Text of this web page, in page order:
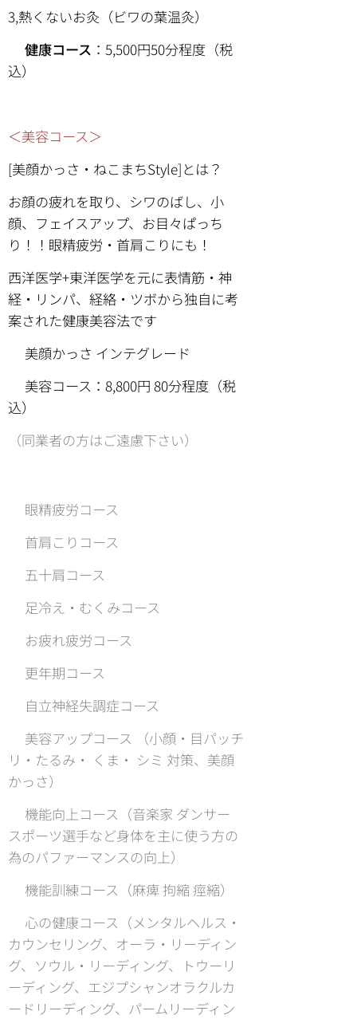
3,熱くないお灸（ビワの葉温灸）
健康コース ：5,500円50分程度（税
込）
＜美容コース＞
[美顔かっさ・ねこまちStyle]とは？
お顔の疲れを取り、シワのばし、小
顔、フェイスアップ、お目々ぱっち
り！！眼精疲労・首肩こりにも！
西洋医学+東洋医学を元に表情筋・神
経・リンパ、経絡・ツボから独自に考
案された健康美容法です
⚫︎美顔かっさ インテグレード
美容コース：8,800円 80分程度（税
込）
（同業者の方はご遠慮下さい）
⚫︎眼精疲労コース
⚫︎首肩こりコース
⚫︎五十肩コース
⚫︎足冷え・むくみコース
⚫︎お疲れ疲労コース
⚫︎更年期コース
⚫︎自立神経失調症コース
⚫︎美容アップコース （小顔・目パッチ
リ・たるみ・ くま・ シミ 対策、美顔
かっさ）
⚫︎機能向上コース（音楽家 ダンサー
スポーツ選手など身体を主に使う方の
為のパファーマンスの向上）
⚫︎機能訓練コース（麻痺 拘縮 痙縮）
⚫︎心の健康コース（メンタルヘルス・
カウンセリング、オーラ・リーディン
グ、ソウル・リーディング、トウーリ
ーディング、エジプシャンオラクルカ
ードリーディング、パームリーディン